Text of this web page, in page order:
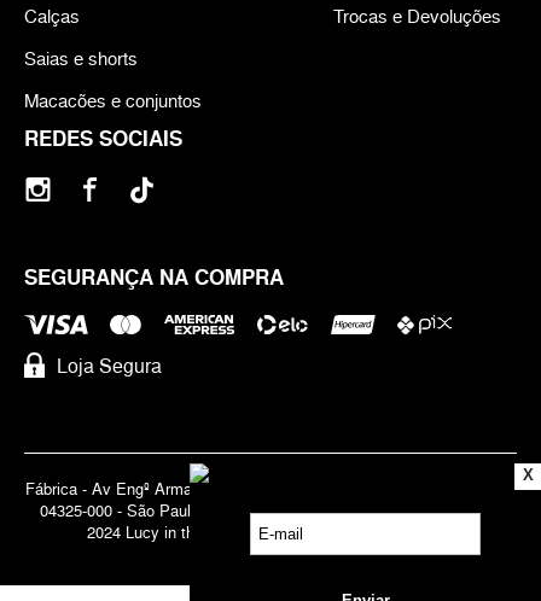
REDES SOCIAIS
SEGURANÇA NA COMPRA
Loja Segura
Calças
Saias e shorts
Macacões e conjuntos
Trocas e Devoluções
Fábrica - Av Engº Armando de Arruda Pereira, 3888 - Jabaquara | Cep
04325-000 - São Paulo - SP - Brasil CNPJ 71.947.691/0001-83 | ©
2024 Lucy in the Sky | Todos os direitos reservados.
X